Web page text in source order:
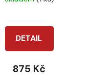
DETAIL
875 Kč